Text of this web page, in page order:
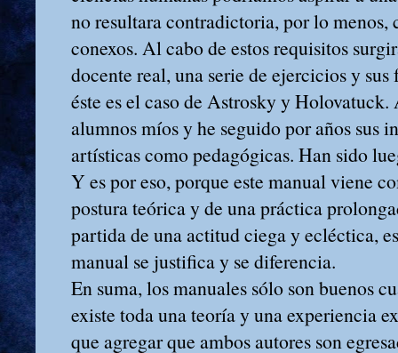
no resultara contradictoria, por lo menos,
conexos. Al cabo de estos requisitos
docente real, una serie de ejercicios y
éste es el caso de Astrosky y Holovatuck.
alumnos míos y he seguido por años sus
artísticas como pedagógicas. Han sido
Y es por eso, porque este manual viene
postura teórica y de una práctica
partida de una actitud ciega y ecléctica,
manual se justifica y se diferencia.
En suma, los manuales sólo son buenos
existe toda una teoría y una experiencia
que agregar que ambos autores son